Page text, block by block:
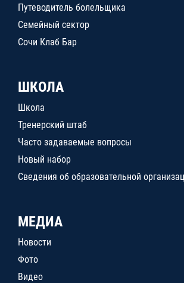
Путеводитель болельщика
Семейный сектор
Сочи Клаб Бар
ШКОЛА
Школа
Тренерский штаб
Часто задаваемые вопросы
Новый набор
Сведения об образовательной
МЕДИА
Новости
Фото
Видео